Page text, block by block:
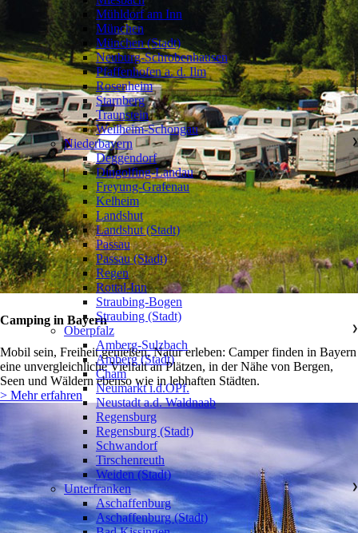
Camping in Bayern
Mobil sein, Freiheit genießen, Natur erleben: Camper finden in Bayern
eine unvergleichliche Vielfalt an Plätzen, in der Nähe von Bergen,
Seen und Wäldern ebenso wie in lebhaften Städten.
> Mehr erfahren
Mühldorf am Inn
München
München (Stadt)
Neuburg-Schrobenhausen
Pfaffenhofen a. d. Ilm
Rosenheim
Starnberg
Traunstein
Weilheim-Schongau
Niederbayern
❯
Deggendorf
Dingolfing-Landau
Freyung-Grafenau
Kelheim
Landshut
Landshut (Stadt)
Passau
Passau (Stadt)
Regen
Rottal-Inn
Straubing-Bogen
Straubing (Stadt)
Oberpfalz
❯
Amberg-Sulzbach
Amberg (Stadt)
Cham
Neumarkt i.d.OPf.
Neustadt a.d. Waldnaab
Regensburg
Regensburg (Stadt)
Schwandorf
Tirschenreuth
Weiden (Stadt)
Unterfranken
❯
Aschaffenburg
Aschaffenburg (Stadt)